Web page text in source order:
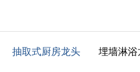
抽取式厨房龙头 埋墙淋浴